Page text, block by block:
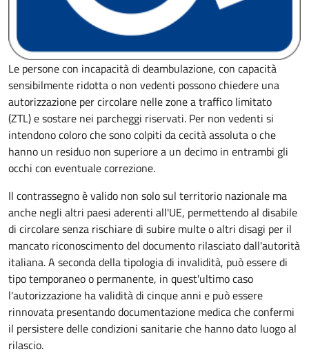
Le persone con incapacità di deambulazione, con capacità
sensibilmente ridotta o non vedenti possono chiedere una
autorizzazione per circolare nelle zone a traffico limitato
(ZTL) e sostare nei parcheggi riservati. Per non vedenti si
intendono coloro che sono colpiti da cecità assoluta o che
hanno un residuo non superiore a un decimo in entrambi gli
occhi con eventuale correzione.
Il contrassegno è valido non solo sul territorio nazionale ma
anche negli altri paesi aderenti all'UE, permettendo al disabile
di circolare senza rischiare di subire multe o altri disagi per il
mancato riconoscimento del documento rilasciato dall'autorità
italiana. A seconda della tipologia di invalidità, può essere di
tipo temporaneo o permanente, in quest'ultimo caso
l'autorizzazione ha validità di cinque anni e può essere
rinnovata presentando documentazione medica che confermi
il persistere delle condizioni sanitarie che hanno dato luogo al
rilascio.